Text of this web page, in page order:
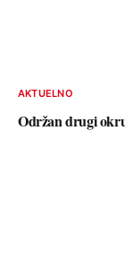
AKTUELNO
Održan drugi